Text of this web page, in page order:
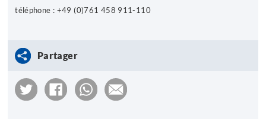
téléphone : +49 (0)761 458 911-110
Partager